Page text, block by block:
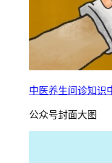
中医养生问诊知识
公众号封面大图